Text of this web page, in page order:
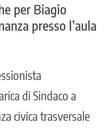
per Biagio
presso l’aula
di Sindaco a
civica trasversale